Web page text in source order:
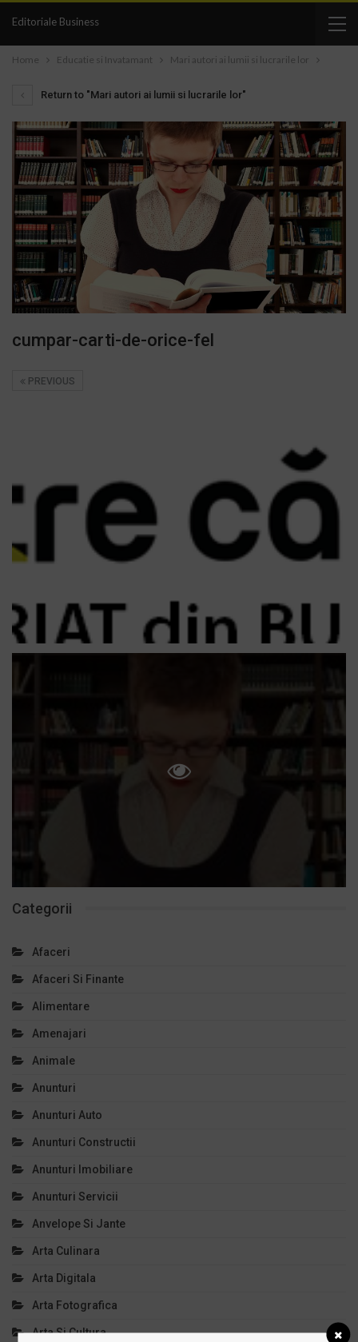
Editoriale Business
Home Educatie si Invatamant Mari autori ai lumii si lucrarile lor
Return to "Mari autori ai lumii si lucrarile lor"
cumpar-carti-de-orice-fel
PREVIOUS
Categorii
Afaceri
Afaceri Si Finante
Alimentare
Amenajari
Animale
Anunturi
Anunturi Auto
Anunturi Constructii
Anunturi Imobiliare
Anunturi Servicii
Anvelope Si Jante
Arta Culinara
Arta Digitala
Arta Fotografica
Arta Si Cultura